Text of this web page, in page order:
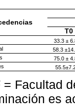
T0
33.3 ±
58.3
75.0 ±
= Facultad
es